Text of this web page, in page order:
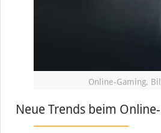
Online-Gaming,
Neue Trends beim